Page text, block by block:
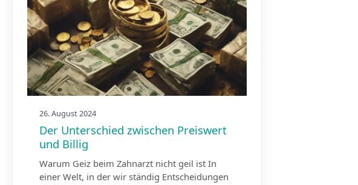
26. August 2024
Der Unterschied zwischen Preiswert
und Billig
Warum Geiz beim Zahnarzt nicht geil ist In
einer Welt, in der wir ständig Entscheidungen